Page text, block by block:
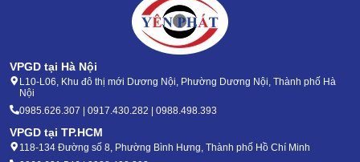
VPGD tại Hà Nội
L10-L06, Khu đô thị mới Dương Nội, Phường Dương Nội, Thành phố Hà
Nội
0985.626.307 | 0917.430.282 | 0988.498.393
VPGD tại TP.HCM
118-134 Đường số 8, Phường Bình Hưng, Thành phố Hồ Chí Minh